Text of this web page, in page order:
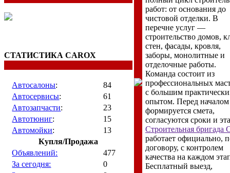
СТАТИСТИКА CAROX
Автосалоны:
84
Автосервисы:
61
Автозапчасти:
23
Автотюниг:
15
Автомойки:
13
Купля/Продажа
Объявлений:
477
За сегодня:
0
работ: от основания до
чистовой отделки. В
перечне услуг —
строительство домов,
стен, фасады, кровля,
заборы, монолитные и
отделочные работы.
Команда состоит из
профессиональных
с большим
опытом. Перед началом
формируется смета,
согласуются сроки и
Строительная бригада
работает официально,
договору, с контролем
качества на каждом
Бесплатный выезд,